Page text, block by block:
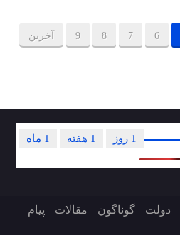
6
7
8
9 آخرین
1 ماه 1 هفته 1 روز
دولت گوناگون مقالات پیام